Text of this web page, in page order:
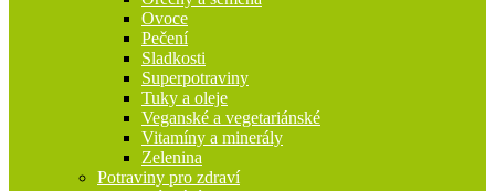
Ovoce
Pečení
Sladkosti
Superpotraviny
Tuky a oleje
Veganské a vegetariánské
Vitamíny a minerály
Zelenina
Potraviny pro zdraví